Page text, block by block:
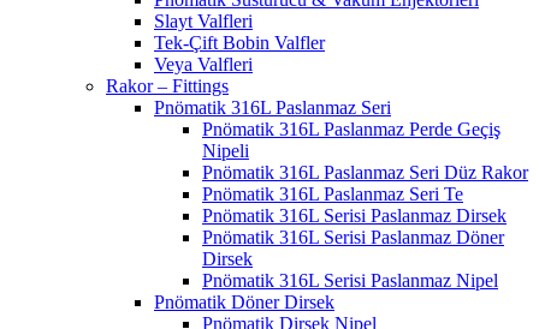
Slayt Valfleri
Tek-Çift Bobin Valfler
Veya Valfleri
Rakor – Fittings
Pnömatik 316L Paslanmaz Seri
Pnömatik 316L Paslanmaz Perde Geçiş
Nipeli
Pnömatik 316L Paslanmaz Seri Düz Rakor
Pnömatik 316L Paslanmaz Seri Te
Pnömatik 316L Serisi Paslanmaz Dirsek
Pnömatik 316L Serisi Paslanmaz Döner
Dirsek
Pnömatik 316L Serisi Paslanmaz Nipel
Pnömatik Döner Dirsek
Pnömatik Dirsek Nipel